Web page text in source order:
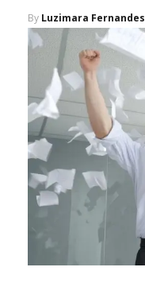
By Luzimara Fernandes